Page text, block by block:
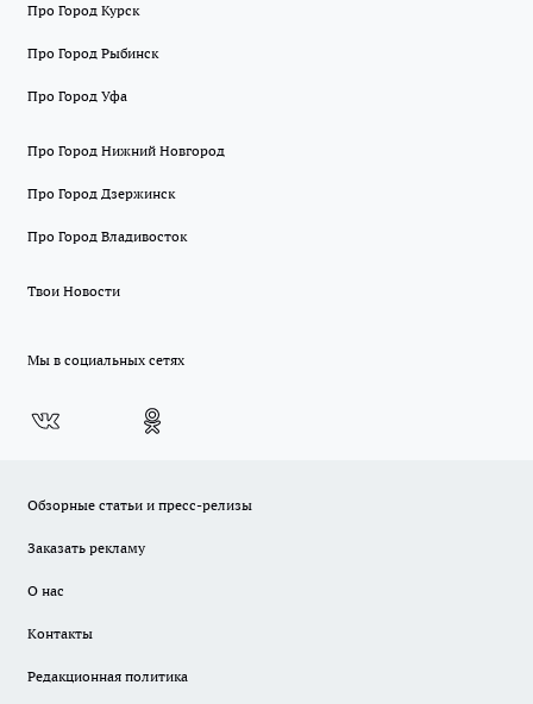
Про Город Курск
Про Город Рыбинск
Про Город Уфа
Про Город Нижний Новгород
Про Город Дзержинск
Про Город Владивосток
Твои Новости
Мы в социальных сетях
Обзорные статьи и пресс-релизы
Заказать рекламу
О нас
Контакты
Редакционная политика